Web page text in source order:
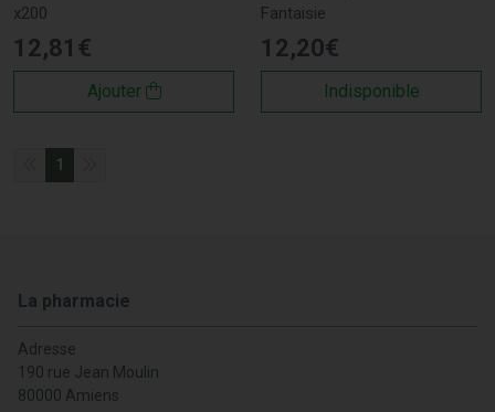
x200
12,81 €
Ajouter
Fantaisie
12,20€
Indisponible
1
La pharmacie
Adresse
190 rue Jean Moulin
80000 Amiens